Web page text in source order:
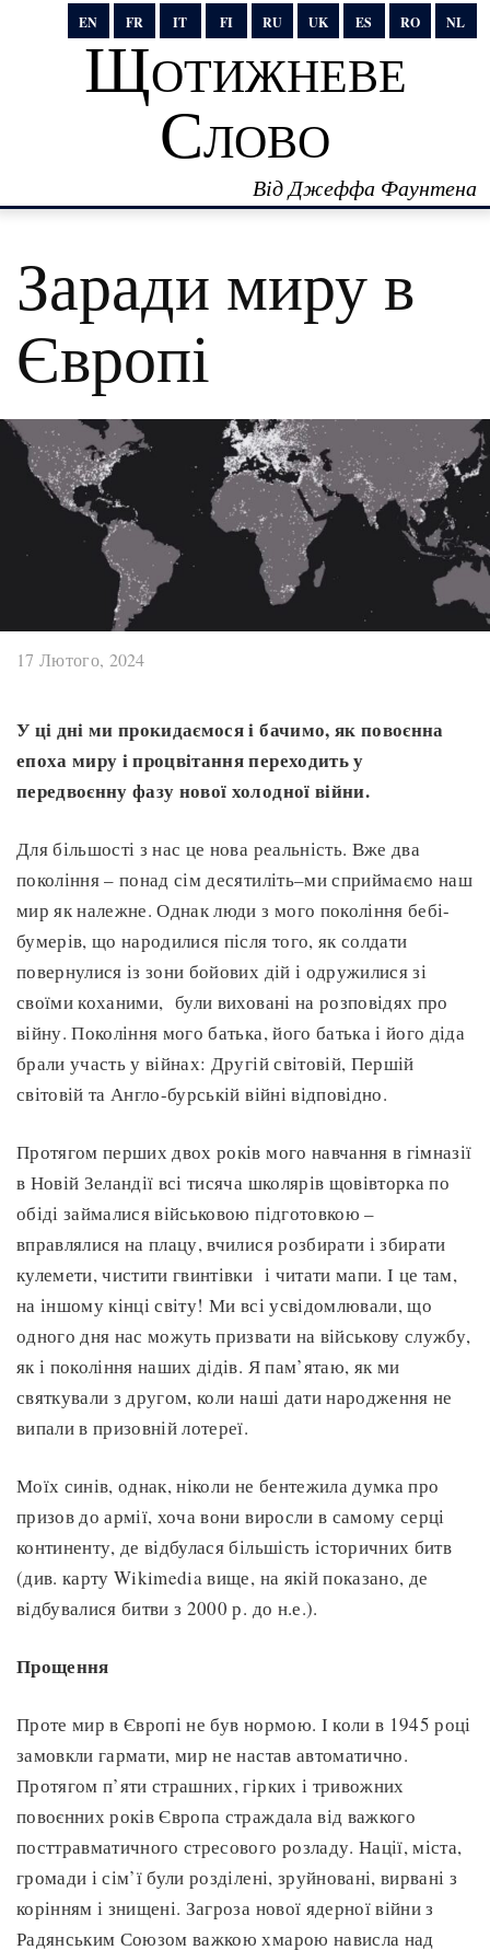
EN FR IT FI RU UK ES RO NL
Щотижневе
Слово
Від Джеффа Фаунтена
Заради миру в
Європі
17 Лютого, 2024
У ці дні ми прокидаємося і бачимо, як повоєнна
епоха миру і процвітання переходить у
передвоєнну фазу нової холодної війни.
Для більшості з нас це нова реальність. Вже два
покоління – понад сім десятиліть–ми сприймаємо наш
мир як належне. Однак люди з мого покоління бебі-
бумерів, що народилися після того, як солдати
повернулися із зони бойових дій і одружилися зі
своїми коханими, були виховані на розповідях про
війну. Покоління мого батька, його батька і його діда
брали участь у війнах: Другій світовій, Першій
світовій та Англо-бурській війні відповідно.
Протягом перших двох років мого навчання в гімназії
в Новій Зеландії всі тисяча школярів щовівторка по
обіді займалися військовою підготовкою –
вправлялися на плацу, вчилися розбирати і збирати
кулемети, чистити гвинтівки і читати мапи. І це там,
на іншому кінці світу! Ми всі усвідомлювали, що
одного дня нас можуть призвати на військову службу,
як і покоління наших дідів. Я пам’ятаю, як ми
святкували з другом, коли наші дати народження не
випали в призовній лотереї.
Моїх синів, однак, ніколи не бентежила думка про
призов до армії, хоча вони виросли в самому серці
континенту, де відбулася більшість історичних битв
(див. карту Wikimedia вище, на якій показано, де
відбувалися битви з 2000 р. до н.е.).
Прощення
Проте мир в Європі не був нормою. І коли в 1945 році
замовкли гармати, мир не настав автоматично.
Протягом п’яти страшних, гірких і тривожних
повоєнних років Європа страждала від важкого
посттравматичного стресового розладу. Нації, міста,
громади і сім’ї були розділені, зруйновані, вирвані з
корінням і знищені. Загроза нової ядерної війни з
Радянським Союзом важкою хмарою нависла над